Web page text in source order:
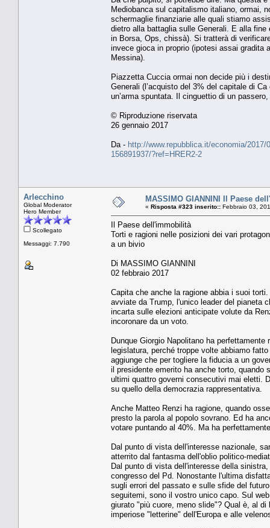
Mediobanca sul capitalismo italiano, ormai,
schermaglie finanziarie alle quali stiamo
dietro alla battaglia sulle Generali. E alla
in Borsa, Ops, chissà). Si tratterà di
invece gioca in proprio (ipotesi assai gradita
Messina).
Piazzetta Cuccia ormai non decide più i
Generali (l’acquisto del 3% del capitale di
un’arma spuntata. Il cinguettio di un
© Riproduzione riservata
26 gennaio 2017
Da - http://www.repubblica.it/economia/
156891937/?ref=HRER2-2
Arlecchino
Global Moderator
Hero Member
Scollegato
Messaggi: 7.790
MASSIMO GIANNINI Il Paese
« Risposta #323 inserito:: Febbraio 03,
Il Paese dell'immobilità
Torti e ragioni nelle posizioni dei vari
a un bivio
Di MASSIMO GIANNINI
02 febbraio 2017
Capita che anche la ragione abbia i suoi
avviate da Trump, l'unico leader del pianeta
incarta sulle elezioni anticipate volute da
incoronare da un voto.
Dunque Giorgio Napolitano ha
legislatura, perché troppe volte abbiamo
aggiunge che per togliere la fiducia a un
il presidente emerito ha anche torto, quando
ultimi quattro governi consecutivi mai eletti.
su quello della democrazia rappresentativa.
Anche Matteo Renzi ha ragione, quando
presto la parola al popolo sovrano. Ed ha
votare puntando al 40%. Ma ha
Dal punto di vista dell'interesse nazionale,
atterrito dal fantasma dell'oblio politico-
Dal punto di vista dell'interesse della
congresso del Pd. Nonostante l'ultima
sugli errori del passato e sulle sfide del
seguitemi, sono il vostro unico capo. Sul
giurato "più cuore, meno slide"? Qual è, al
imperiose "letterine" dell'Europa e alle